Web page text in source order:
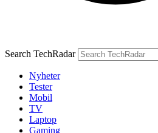
Search TechRadar
Nyheter
Tester
Mobil
TV
Laptop
Gaming